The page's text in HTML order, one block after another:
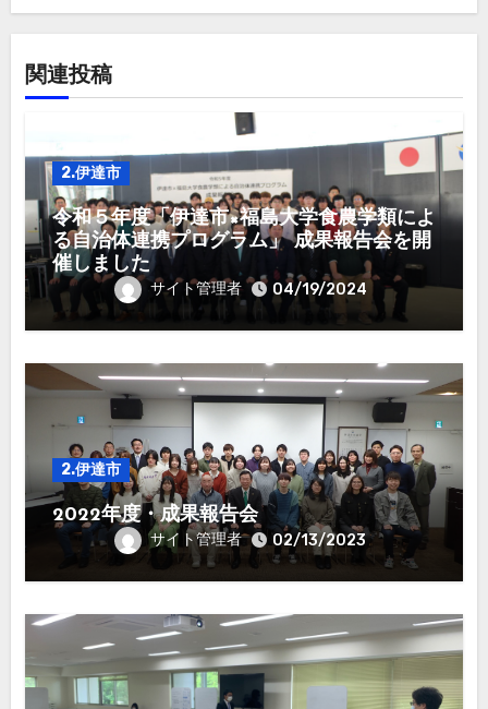
ン
関連投稿
2.伊達市
令和５年度「伊達市×福島大学食農学類によ
る自治体連携プログラム」 成果報告会を開
催しました
サイト管理者 04/19/2024
2.伊達市
2022年度・成果報告会
サイト管理者 02/13/2023